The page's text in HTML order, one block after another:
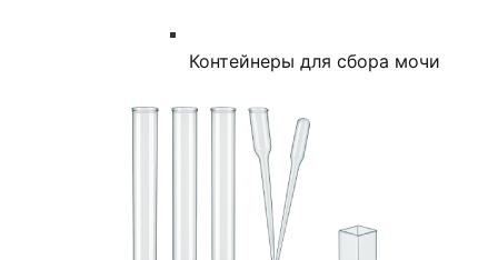
Контейнеры для сбора мочи